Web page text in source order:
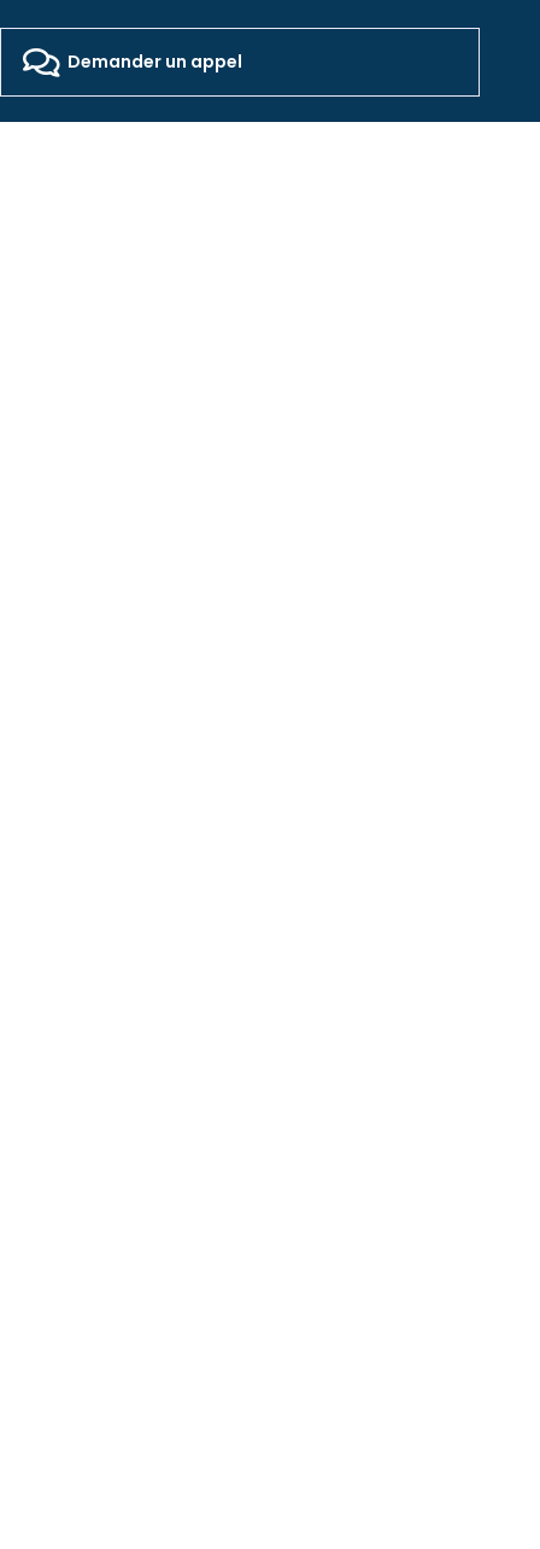
2026 - Freepackers - All Rights Reserved​
Designed by Pocom Digital Agency
Demander un appel